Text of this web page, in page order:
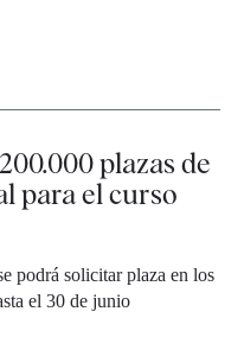
plazas de
para el curso
podrá solicitar plaza en los
el 30 de junio